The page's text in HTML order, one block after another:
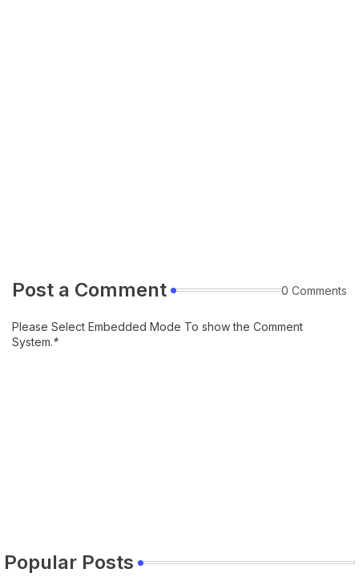
Post a Comment 0 Comments
Please Select Embedded Mode To show the Comment
System.*
Popular Posts